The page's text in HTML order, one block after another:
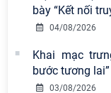
bày “Kết nối
04/08/2026
Khai mạc
bước tương lai”
03/08/2026
Viện Hàn lâm
Nam công bố các